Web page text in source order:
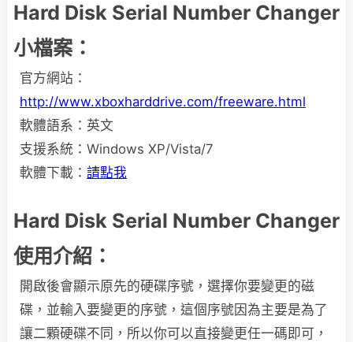
Hard Disk Serial Number Changer
小檔案：
官方網站：
http://www.xboxharddrive.com/freeware.html
軟體語系：英文
支援系統：Windows XP/Vista/7
軟體下載： 請點我
Hard Disk Serial Number Changer
使用介紹：
開啟後會顯示原先的硬碟序號，選擇你要變更的磁
碟，並輸入要變更的序號，這個序號因為主要是為了
讓二顆硬碟不同，所以你可以直接變更任一碼即可，